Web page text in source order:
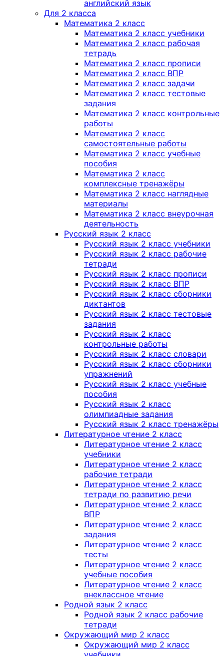
английский язык
Для 2 класса
Математика 2 класс
Математика 2 класс учебники
Математика 2 класс рабочая
тетрадь
Математика 2 класс прописи
Математика 2 класс ВПР
Математика 2 класс задачи
Математика 2 класс тестовые
задания
Математика 2 класс контрольные
работы
Математика 2 класс
самостоятельные работы
Математика 2 класс учебные
пособия
Математика 2 класс
комплексные тренажёры
Математика 2 класс наглядные
материалы
Математика 2 класс внеурочная
деятельность
Русский язык 2 класс
Русский язык 2 класс учебники
Русский язык 2 класс рабочие
тетради
Русский язык 2 класс прописи
Русский язык 2 класс ВПР
Русский язык 2 класс сборники
диктантов
Русский язык 2 класс тестовые
задания
Русский язык 2 класс
контрольные работы
Русский язык 2 класс словари
Русский язык 2 класс сборники
упражнений
Русский язык 2 класс учебные
пособия
Русский язык 2 класс
олимпиадные задания
Русский язык 2 класс тренажёры
Литературное чтение 2 класс
Литературное чтение 2 класс
учебники
Литературное чтение 2 класс
рабочие тетради
Литературное чтение 2 класс
тетради по развитию речи
Литературное чтение 2 класс
ВПР
Литературное чтение 2 класс
задания
Литературное чтение 2 класс
тесты
Литературное чтение 2 класс
учебные пособия
Литературное чтение 2 класс
внеклассное чтение
Родной язык 2 класс
Родной язык 2 класс рабочие
тетради
Окружающий мир 2 класс
Окружающий мир 2 класс